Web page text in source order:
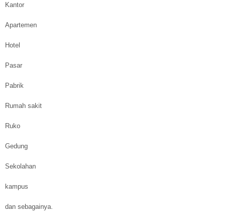
Kantor
Apartemen
Hotel
Pasar
Pabrik
Rumah sakit
Ruko
Gedung
Sekolahan
kampus
dan sebagainya.